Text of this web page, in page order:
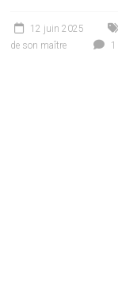
12 juin 2025
de son maître